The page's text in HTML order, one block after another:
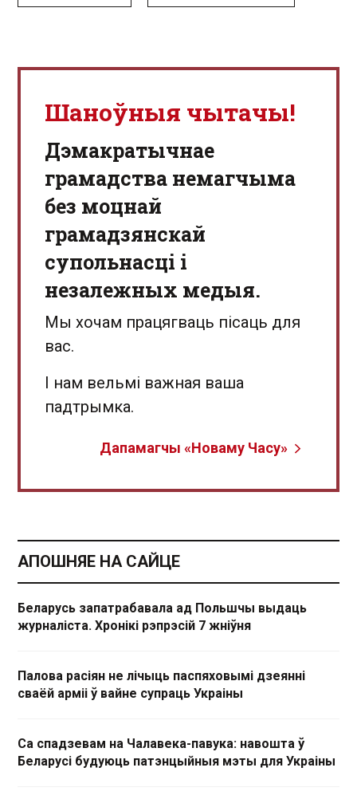
Шаноўныя чытачы!
Дэмакратычнае
грамадства немагчыма
без моцнай
грамадзянскай
супольнасці і
незалежных медыя.
Мы хочам працягваць пісаць для
вас.
І нам вельмі важная ваша
падтрымка.
Дапамагчы «Новаму Часу»
АПОШНЯЕ НА САЙЦЕ
Беларусь запатрабавала ад Польшчы выдаць
журналіста. Хронікі рэпрэсій 7 жніўня
Палова расіян не лічыць паспяховымі дзеянні
сваёй арміі ў вайне супраць Украіны
Са спадзевам на Чалавека-павука: навошта ў
Беларусі будуюць патэнцыйныя мэты для Украіны